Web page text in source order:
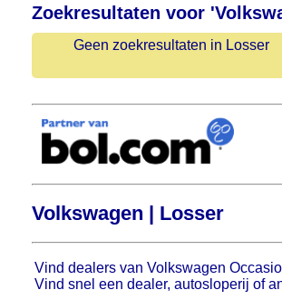
Zoekresultaten voor
Geen zoekresultaten in Losser
Volkswagen | Losser
Vind dealers van Volkswagen
Vind snel een dealer, autosloperij of